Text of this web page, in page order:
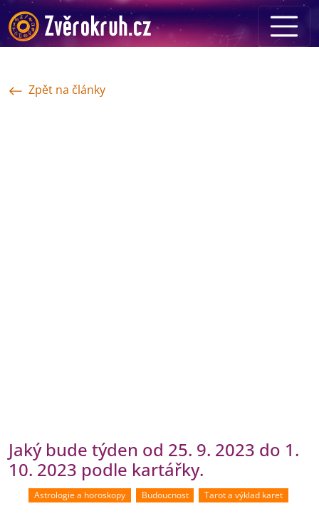
Zpět na články
Jaký bude týden od 25. 9. 2023 do 1.
10. 2023 podle kartářky.
Astrologie a horoskopy Budoucnost Tarot a výklad karet